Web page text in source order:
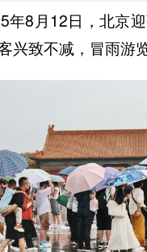
年8月12日，北京
兴致不减，冒雨游